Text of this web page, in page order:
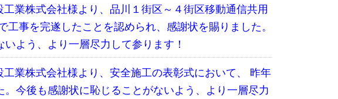
業株式会社様より、品川１街区～４街区移動通信共用
事を完遂したことを認められ、感謝状を賜りました。
よう、より一層尽力して参ります！
業株式会社様より、安全施工の表彰式において、 昨年
今後も感謝状に恥じることがないよう、より一層尽力